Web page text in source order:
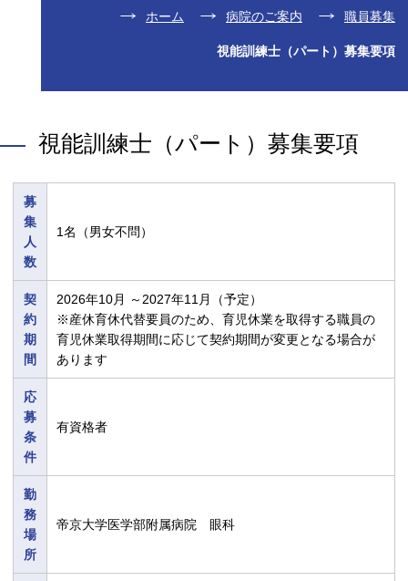
ホーム 病院のご案内 職員募集
視能訓練士（パート）募集要項
視能訓練士（パート）募集要項
募
集
人
数
1名（男女不問）
契
約
期
間
2026年10月 ～2027年11月（予定）
※産休育休代替要員のため、育児休業を取得する職員の
育児休業取得期間に応じて契約期間が変更となる場合が
あります
応
募
条
件
有資格者
勤
務
場
所
帝京大学医学部附属病院 眼科